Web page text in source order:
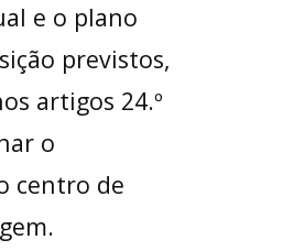
e o plano
previstos,
artigos 24.º
o
centro de